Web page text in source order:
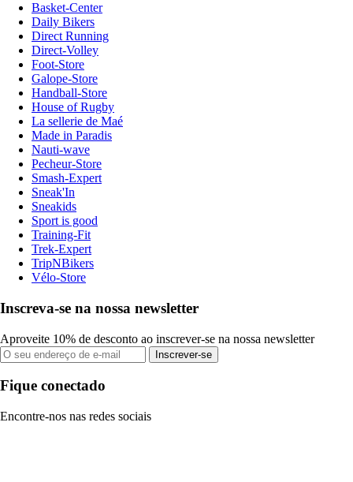
Basket-Center
Daily Bikers
Direct Running
Direct-Volley
Foot-Store
Galope-Store
Handball-Store
House of Rugby
La sellerie de Maé
Made in Paradis
Nauti-wave
Pecheur-Store
Smash-Expert
Sneak'In
Sneakids
Sport is good
Training-Fit
Trek-Expert
TripNBikers
Vélo-Store
Inscreva-se na nossa newsletter
Aproveite 10% de desconto ao inscrever-se na nossa newsletter
Inscrever-se
Fique conectado
Encontre-nos nas redes sociais